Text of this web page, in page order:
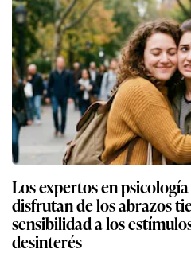
Los expertos en
disfrutan de los abrazos
sensibilidad a los
desinterés